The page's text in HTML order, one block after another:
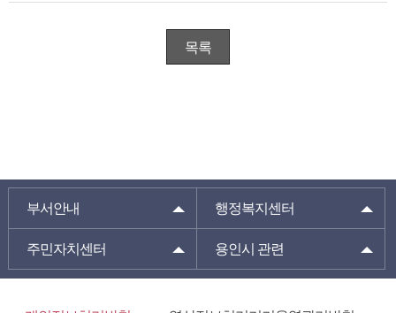
목록
부서안내 행정복지센터
주민자치센터 용인시 관련